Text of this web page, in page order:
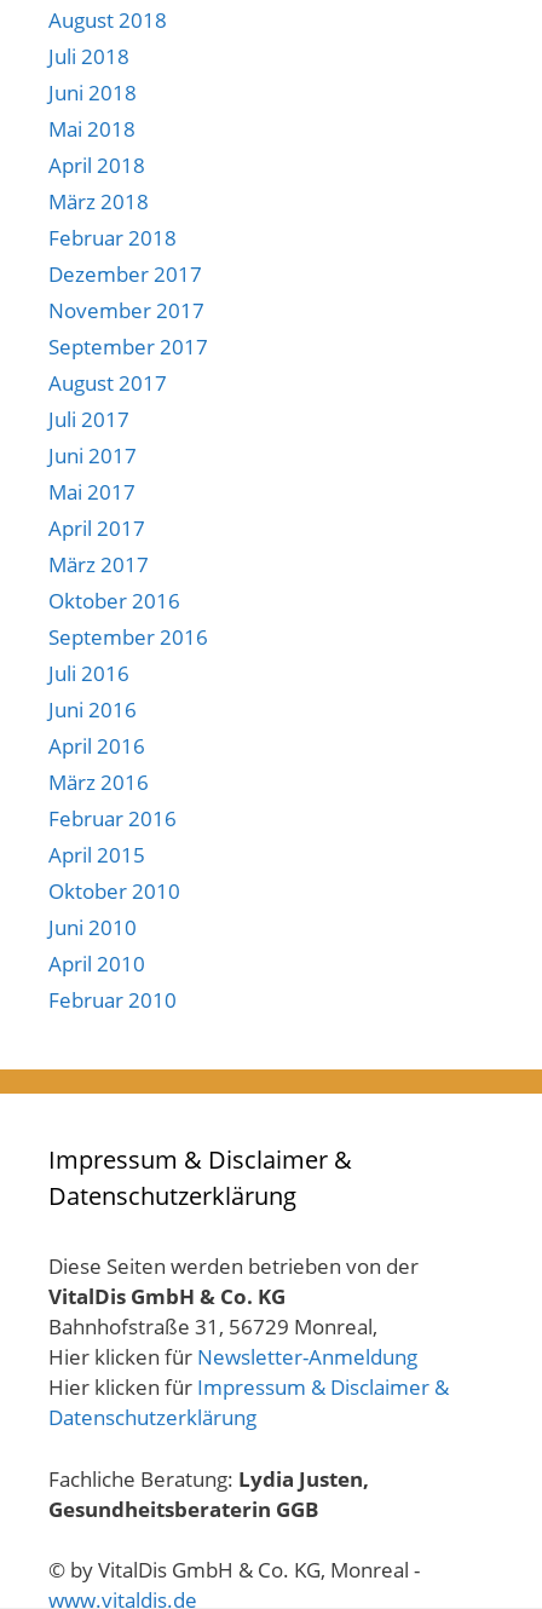
August 2018
Juli 2018
Juni 2018
Mai 2018
April 2018
März 2018
Februar 2018
Dezember 2017
November 2017
September 2017
August 2017
Juli 2017
Juni 2017
Mai 2017
April 2017
März 2017
Oktober 2016
September 2016
Juli 2016
Juni 2016
April 2016
März 2016
Februar 2016
April 2015
Oktober 2010
Juni 2010
April 2010
Februar 2010
Impressum & Disclaimer &
Datenschutzerklärung
Diese Seiten werden betrieben von der
VitalDis GmbH & Co. KG
Bahnhofstraße 31, 56729 Monreal,
Hier klicken für Newsletter-Anmeldung
Hier klicken für Impressum & Disclaimer &
Datenschutzerklärung
Fachliche Beratung: Lydia Justen,
Gesundheitsberaterin GGB
© by VitalDis GmbH & Co. KG, Monreal -
www.vitaldis.de